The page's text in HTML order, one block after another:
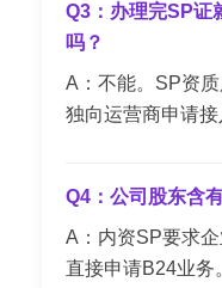
Q3：办理完SP证
吗？
A：不能。SP资
独向运营商申请接
Q4：公司股东含
A：内资SP要求
直接申请B24业务